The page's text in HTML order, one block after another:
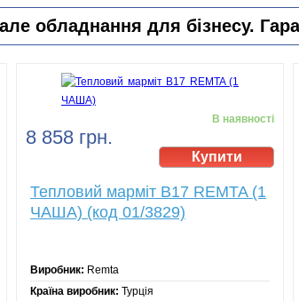
обладнання для бізнесу.
8 858 грн.
В наявності
Тепловий марміт B17 REMTA (1
ЧАША) (код 01/3829)
Виробник: Remta
Країна виробник: Турція